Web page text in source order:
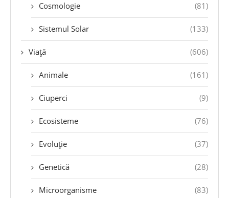
Cosmologie (81)
Sistemul Solar (133)
Viață (606)
Animale (161)
Ciuperci (9)
Ecosisteme (76)
Evoluție (37)
Genetică (28)
Microorganisme (83)